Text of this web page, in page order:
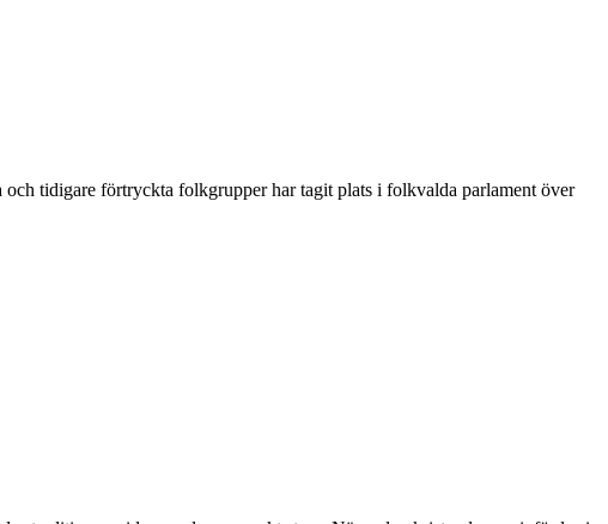
tidigare förtryckta folkgrupper har tagit plats i folkvalda parlament över